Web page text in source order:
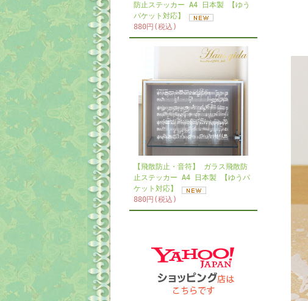
防止ステッカー A4 日本製 【ゆう
パケット対応】
880円(税込)
【飛散防止・音符】 ガラス飛散防
止ステッカー A4 日本製 【ゆうパ
ケット対応】
880円(税込)